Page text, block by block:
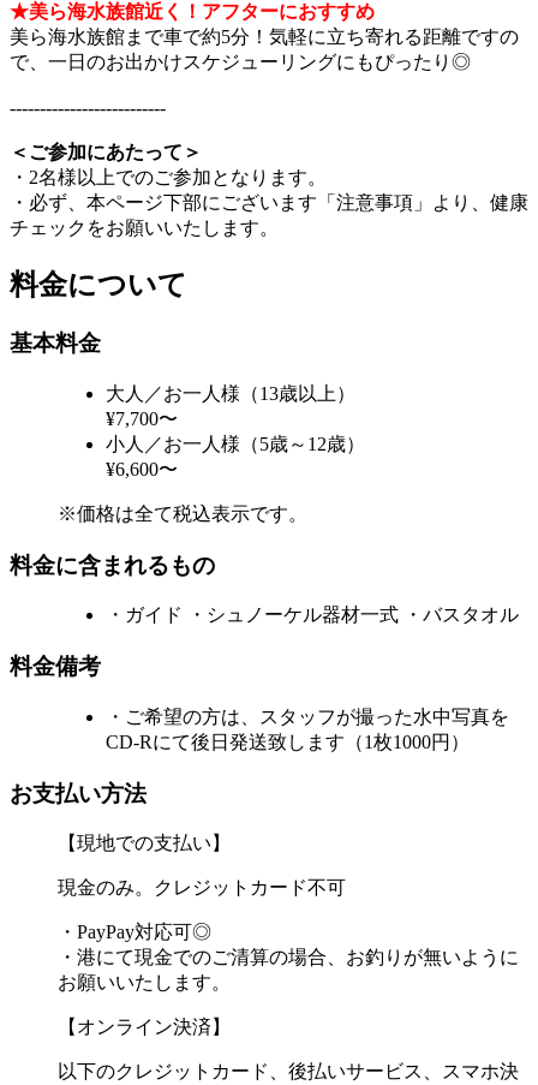
★美ら海水族館近く！アフターにおすすめ
美ら海水族館まで車で約5分！気軽に立ち寄れる距離ですの
で、一日のお出かけスケジューリングにもぴったり◎
--------------------------
＜ご参加にあたって＞
・2名様以上でのご参加となります。
・必ず、本ページ下部にございます「注意事項」より、健康
チェックをお願いいたします。
料金について
基本料金
大人／お一人様（13歳以上）
¥7,700〜
小人／お一人様（5歳～12歳）
¥6,600〜
※価格は全て税込表示です。
料金に含まれるもの
・ガイド ・シュノーケル器材一式 ・バスタオル
料金備考
・ご希望の方は、スタッフが撮った水中写真を
CD-Rにて後日発送致します（1枚1000円）
お支払い方法
【現地での支払い】
現金のみ。クレジットカード不可
・PayPay対応可◎
・港にて現金でのご清算の場合、お釣りが無いように
お願いいたします。
【オンライン決済】
以下のクレジットカード、後払いサービス、スマホ決